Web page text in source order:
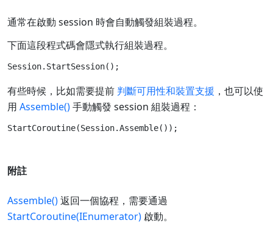
通常在啟動 session 時會自動觸發組裝過程。
下面這段程式碼會隱式執行組裝過程。
有些時候，比如需要提前 判斷可用性和裝置支援 ，也可以使
用 Assemble()手動觸發 session 組裝過程：
附註
Assemble()返回一個協程，需要通過
StartCoroutine(IEnumerator) 啟動。